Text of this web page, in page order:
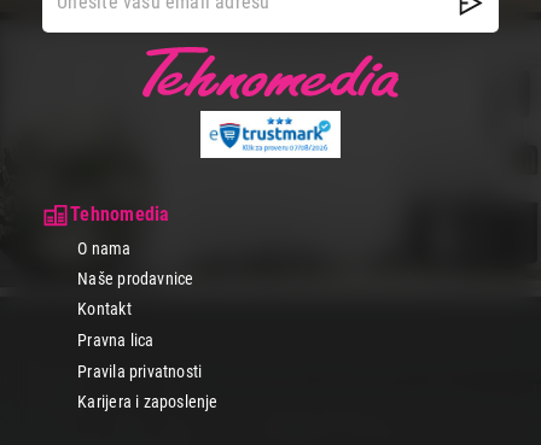
Tehnomedia
O nama
Naše prodavnice
Kontakt
Pravna lica
Pravila privatnosti
Karijera i zaposlenje